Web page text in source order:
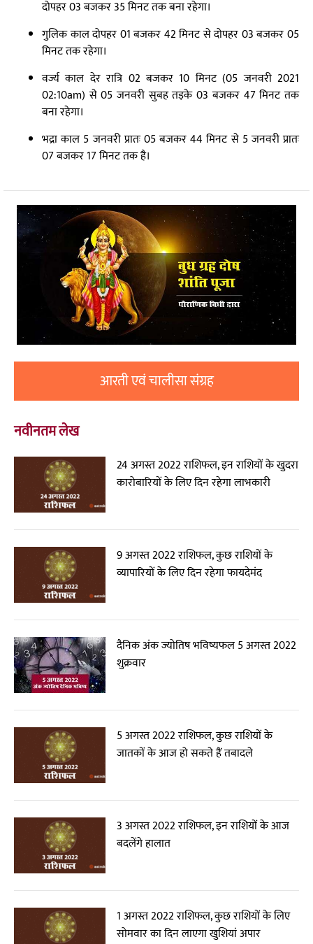
दोपहर 03 बजकर 35 मिनट तक बना रहेगा।
गुलिक काल दोपहर 01 बजकर 42 मिनट से दोपहर 03 बजकर 05
मिनट तक रहेगा।
वर्ज्य काल देर रात्रि 02 बजकर 10 मिनट (05 जनवरी 2021
02:10am) से 05 जनवरी सुबह तड़के 03 बजकर 47 मिनट तक
बना रहेगा।
भद्रा काल 5 जनवरी प्रातः 05 बजकर 44 मिनट से 5 जनवरी प्रातः
07 बजकर 17 मिनट तक है।
आरती एवं चालीसा संग्रह
नवीनतम लेख
24 अगस्त 2022 राशिफल, इन राशियों के खुदरा
कारोबारियों के लिए दिन रहेगा लाभकारी
9 अगस्त 2022 राशिफल, कुछ राशियों के
व्यापारियों के लिए दिन रहेगा फायदेमंद
दैनिक अंक ज्योतिष भविष्यफल 5 अगस्त 2022
शुक्रवार
5 अगस्त 2022 राशिफल, कुछ राशियों के
जातकों के आज हो सकते हैं तबादले
3 अगस्त 2022 राशिफल, इन राशियों के आज
बदलेंगे हालात
1 अगस्त 2022 राशिफल, कुछ राशियों के लिए
सोमवार का दिन लाएगा खुशियां अपार